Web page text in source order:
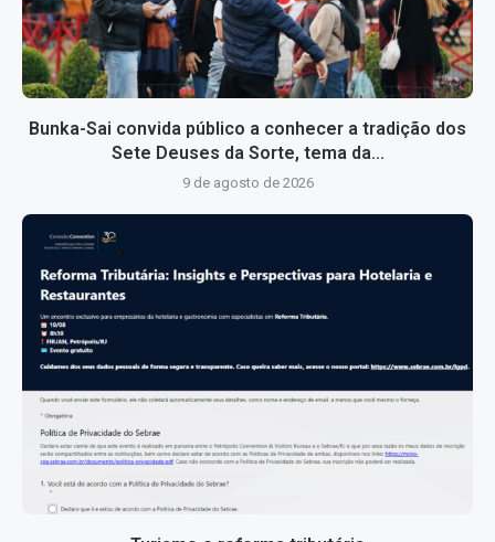
Bunka-Sai convida público a conhecer a tradição dos
Sete Deuses da Sorte, tema da...
9 de agosto de 2026